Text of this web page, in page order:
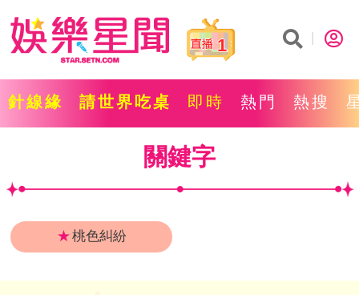
1
針線緣 請世界吃桌 即時 熱門 熱搜
關鍵字
★桃色糾紛